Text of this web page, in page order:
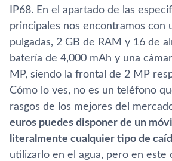
IP68. En el apartado de las
principales nos encontramos con
pulgadas, 2 GB de RAM y 16 de
batería de 4,000 mAh y una
MP, siendo la frontal de 2 MP
Cómo lo ves, no es un teléfono
rasgos de los mejores del
euros puedes disponer de un
literalmente cualquier tipo de
utilizarlo en el agua, pero en este